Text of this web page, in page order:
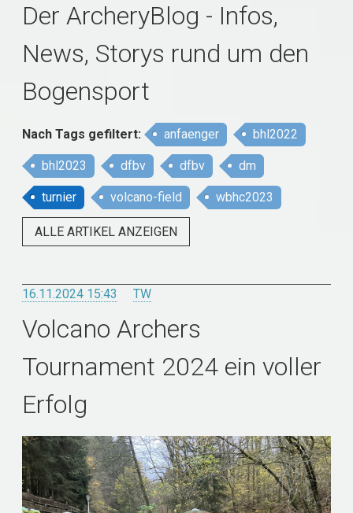
Der ArcheryBlog - Infos,
News, Storys rund um den
Bogensport
Nach Tags gefiltert: anfaenger bhl2022
bhl2023 dfbv dfbv dm
turnier volcano-field wbhc2023
ALLE ARTIKEL ANZEIGEN
16.11.2024 15:43 TW
Volcano Archers
Tournament 2024 ein voller
Erfolg